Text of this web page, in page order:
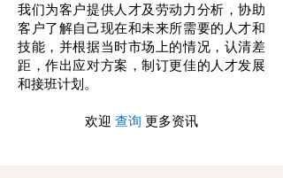
我们为客户提供人才及劳动力分析，协助
客户了解自己现在和未来所需要的人才和
技能，并根据当时市场上的情况，认清差
距，作出应对方案，制订更佳的人才发展
和接班计划。
欢迎 查询 更多资讯